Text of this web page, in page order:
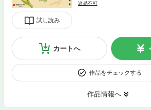
試し読み
返品不可
カートへ
作品をチェックする
作品情報へ